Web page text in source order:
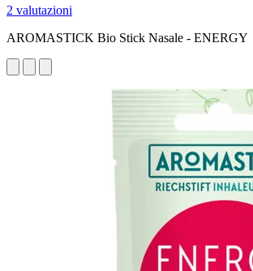
2 valutazioni
AROMASTICK Bio Stick Nasale - ENERGY